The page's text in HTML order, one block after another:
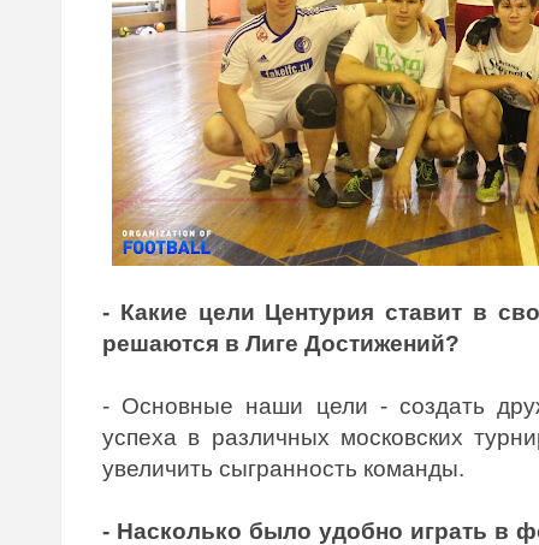
- Какие цели Центурия ставит в
решаются в Лиге Достижений?
- Основные наши цели - создать
успеха в различных московских
увеличить сыгранность команды.
- Насколько было удобно играть в